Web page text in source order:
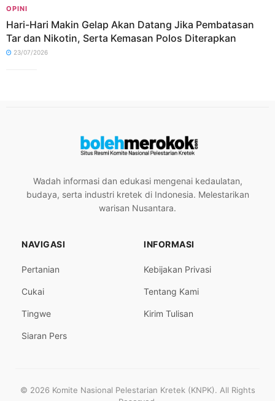
OPINI
Hari-Hari Makin Gelap Akan Datang Jika Pembatasan
Tar dan Nikotin, Serta Kemasan Polos Diterapkan
23/07/2026
Wadah informasi dan edukasi mengenai kedaulatan,
budaya, serta industri kretek di Indonesia. Melestarikan
warisan Nusantara.
NAVIGASI
Pertanian
Cukai
Tingwe
Siaran Pers
INFORMASI
Kebijakan Privasi
Tentang Kami
Kirim Tulisan
© 2026 Komite Nasional Pelestarian Kretek (KNPK). All Rights